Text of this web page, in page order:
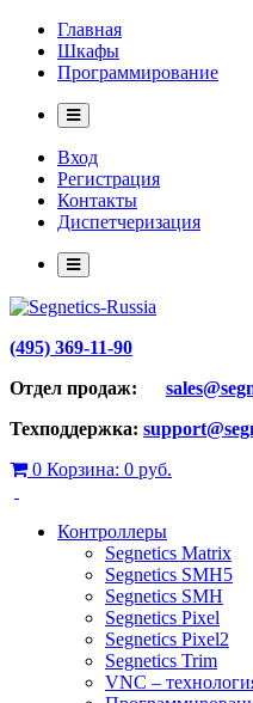
Главная
Шкафы
Программирование
Вход
Регистрация
Контакты
Диспетчеризация
(495) 369-11-90
Отдел продаж:
Техподдержка:
0 Корзина: 0 руб.
Контроллеры
Segnetics Matrix
Segnetics SMH5
Segnetics SMH
Segnetics Pixel
Segnetics Pixel2
Segnetics Trim
VNC –